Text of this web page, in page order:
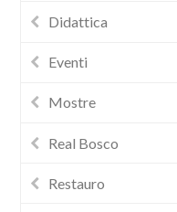
Didattica
Eventi
Mostre
Real Bosco
Restauro